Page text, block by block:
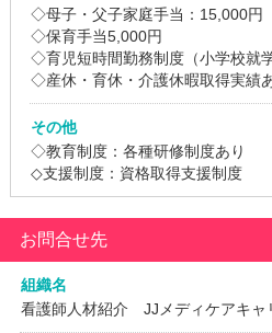
◇母子・父子家庭手当：15,000円
◇保育手当5,000円
◇育児短時間勤務制度（小学校就
◇産休・育休・介護休暇取得実績
その他
◇教育制度：各種研修制度あり
◇支援制度：資格取得支援制度
お問合せ先
組織名
看護師人材紹介 JJメディケアキャ